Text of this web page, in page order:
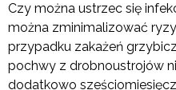
Czy można ustrzec się
można zminimalizować
przypadku zakażeń
pochwy z drobnoustrojów
dodatkowo